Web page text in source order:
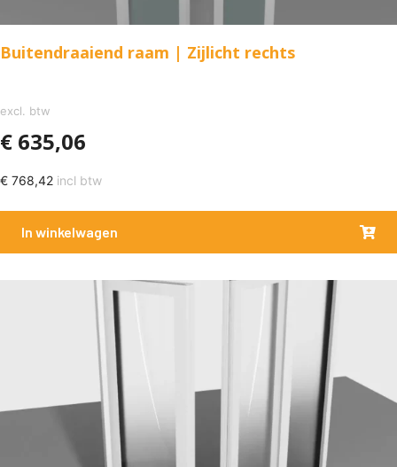
Buitendraaiend raam | Zijlicht rechts
excl. btw
€ 635,06
€ 768,42 incl btw
In winkelwagen